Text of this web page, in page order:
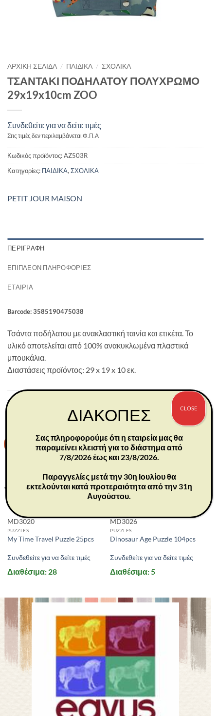
ΑΡΧΙΚΉ ΣΕΛΊΔΑ / ΠΑΙΔΙΚΑ / ΣΧΟΛΙΚΑ
ΤΣΑΝΤΑΚΙ ΠΟΔΗΛΑΤΟΥ ΠΟΛΥΧΡΩΜΟ
29x19x10cm ZOO
Συνδεθείτε για να δείτε τιμές
Στις τιμές δεν περιλαμβάνεται Φ.Π.Α
Κωδικός προϊόντος:AZ503R
Κατηγορίες: ΠΑΙΔΙΚΑ,ΣΧΟΛΙΚΑ
PETIT JOUR MAISON
ΠΕΡΙΓΡΑΦΉ
ΕΠΙΠΛΈΟΝ ΠΛΗΡΟΦΟΡΊΕΣ
ΕΤΑΙΡΊΑ
Barcode: 3585190475038
Τσάντα ποδήλατου με ανακλαστική ταινία και ετικέτα. Το
υλικό αποτελείται από 100% ανακυκλωμένα πλαστικά
μπουκάλια.
Διαστάσεις προϊόντος: 29 x 19 x 10 εκ.
ΣΧΕΤΙΚΆ ΠΡΟΪΌΝΤΑ
MD3020
PUZZLES
My Time Travel Puzzle 25pcs
Συνδεθείτε για να δείτε τιμές
Διαθέσιμα: 28
-30%
MD3026
PUZZLES
Dinosaur Age Puzzle 104pcs
Συνδεθείτε για να δείτε τιμές
Διαθέσιμα: 5
ΔΙΑΚΟΠΕΣ
Σας πληροφορούμε ότι η εταιρεία μας θα
παραμείνει κλειστή για το διάστημα από
7/8/2026 έως και 23/8/2026.
Παραγγελίες μετά την 30η Ιουλίου θα
εκτελούνται κατά προτεραιότητα από την 31η
Αυγούστου.
CLOSE